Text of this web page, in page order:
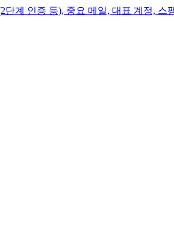
단계 인증 등), 중요 메일, 대표 계정, 스